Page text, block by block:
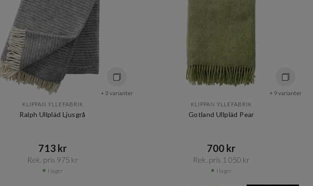
+ 3 varianter
KLIPPAN YLLEFABRIK
Ralph Ullpläd Ljusgrå
713 kr​​
Rek. pris 975 kr​​
I lager
+ 9 varianter
KLIPPAN YLLEFABRIK
Gotland Ullpläd Pear
700 kr​​
Rek. pris 1 050 kr​​
I lager